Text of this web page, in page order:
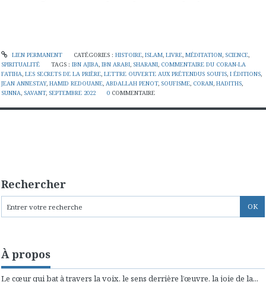
LIEN PERMANENT CATÉGORIES : HISTOIRE, ISLAM, LIVRE, MÉDITATION, SCIENCE,
SPIRITUALITÉ
TAGS :IBN AJIBA,IBN ARABI, SHARANI, COMMENTAIRE DU CORAN-LA
FATIHA, LES SECRETS DE LA PRIÈRE, LETTRE OUVERTE AUX PRÉTENDUS SOUFIS, I ÉDITIONS,
JEAN ANNESTAY, HAMID REDOUANE, ABDALLAH PENOT, SOUFISME, CORAN, HADITHS,
SUNNA, SAVANT, SEPTEMBRE 2022 0 COMMENTAIRE
Rechercher
À propos
Le cœur qui bat à travers la voix, le sens derrière l’œuvre, la joie de la...